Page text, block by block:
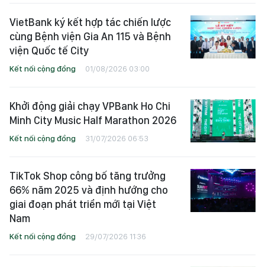
VietBank ký kết hợp tác chiến lược
cùng Bệnh viện Gia An 115 và Bệnh
viện Quốc tế City
Kết nối cộng đồng 01/08/2026 03:00
Khởi động giải chạy VPBank Ho Chi
Minh City Music Half Marathon 2026
Kết nối cộng đồng 31/07/2026 06:53
TikTok Shop công bố tăng trưởng
66% năm 2025 và định hướng cho
giai đoạn phát triển mới tại Việt
Nam
Kết nối cộng đồng 29/07/2026 11:36